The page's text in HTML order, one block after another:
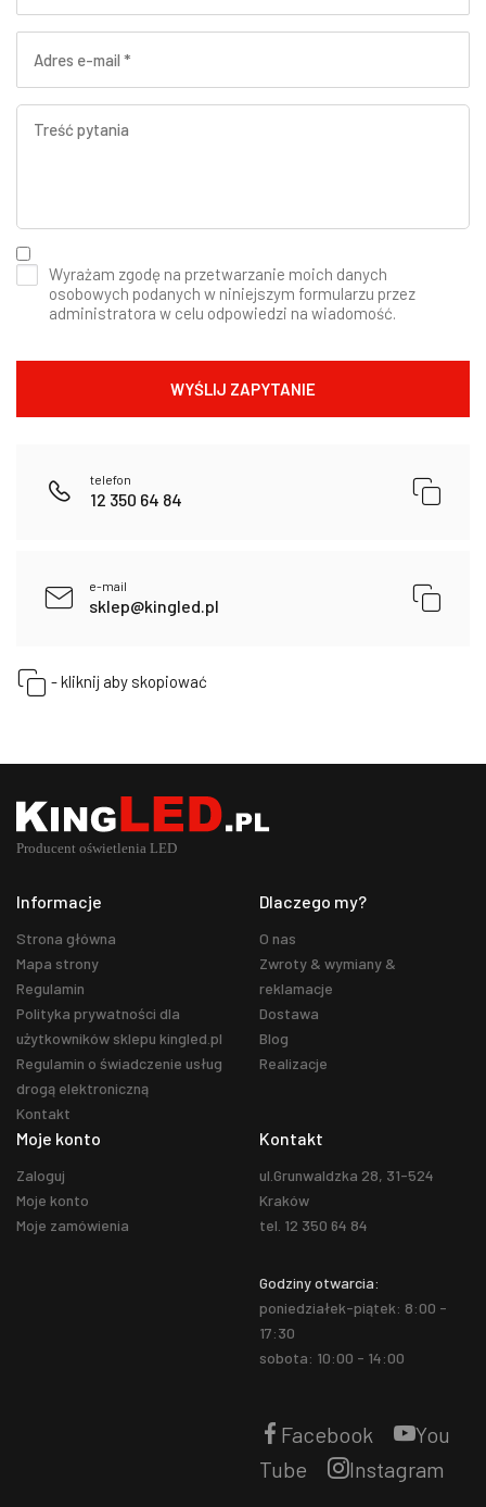
Wyrażam zgodę na przetwarzanie moich danych
osobowych podanych w niniejszym formularzu przez
administratora w celu odpowiedzi na wiadomość.
telefon
12 350 64 84
e-mail
sklep@kingled.pl
- kliknij aby skopiować
Informacje
Strona główna
Mapa strony
Regulamin
Polityka prywatności dla
użytkowników sklepu kingled.pl
Regulamin o świadczenie usług
drogą elektroniczną
Kontakt
Dlaczego my?
O nas
Zwroty & wymiany &
reklamacje
Dostawa
Blog
Realizacje
Moje konto
Zaloguj
Moje konto
Moje zamówienia
Kontakt
ul.Grunwaldzka 28, 31-524
Kraków
tel. 12 350 64 84
Godziny otwarcia:
poniedziałek-piątek: 8:00 -
17:30
sobota: 10:00 - 14:00
Facebook
You
Tube
Instagram